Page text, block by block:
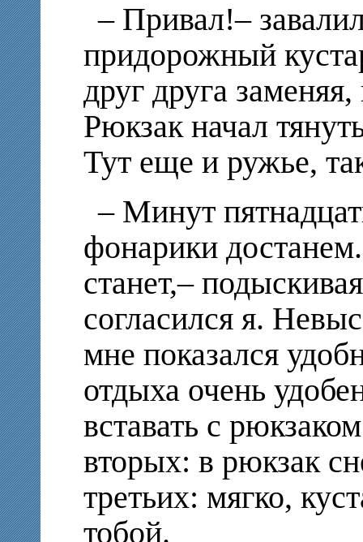
– Привал!–
придорожный
друг друга
Рюкзак начал
Тут еще и ружье,
– Минут
фонарики
станет,–
согласился я.
мне показался
отдыха очень
вставать с
вторых: в рюкзак
третьих: мягко,
тобой.